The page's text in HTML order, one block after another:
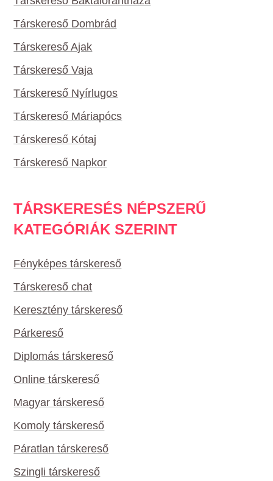
Társkereső Dombrád
Társkereső Ajak
Társkereső Vaja
Társkereső Nyírlugos
Társkereső Máriapócs
Társkereső Kótaj
Társkereső Napkor
TÁRSKERESÉS NÉPSZERŰ
KATEGÓRIÁK SZERINT
Fényképes társkereső
Társkereső chat
Keresztény társkereső
Párkereső
Diplomás társkereső
Online társkereső
Magyar társkereső
Komoly társkereső
Páratlan társkereső
Szingli társkereső